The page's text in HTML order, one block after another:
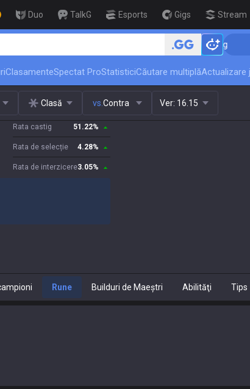
Duo TalkG Esports Gigs
🏆 Rank Up in 3 Days! Challenger Coaching
ClasamenteSpectat ProStatisticiCăutare multiplăActualizare
Clasă vs. Contra Ver: 16.15
Rata castig 51.22%
Rata de selecție 4.28%
Rata de interzicere3.05%
Rune Builduri de Maeștri Abilităţi Tips